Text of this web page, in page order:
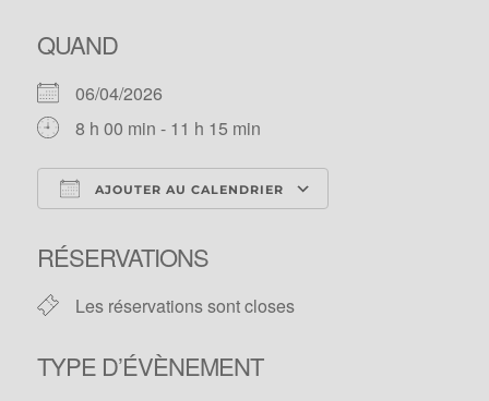
QUAND
06/04/2026
8 h 00 min - 11 h 15 min
AJOUTER AU CALENDRIER
RÉSERVATIONS
Les réservations sont closes
TYPE D’ÉVÈNEMENT